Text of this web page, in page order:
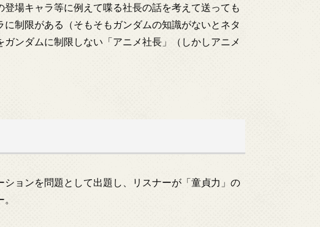
場キャラ等に例えて喋る社長の話を考えて送っても
制限がある（そもそもガンダムの知識がないとネタ
ンダムに制限しない「アニメ社長」（しかしアニメ
ョンを問題として出題し、リスナーが「童貞力」の